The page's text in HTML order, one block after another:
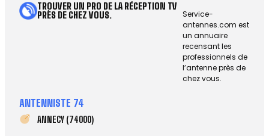
TROUVER UN PRO DE LA RÉCEPTION TV
PRÈS DE CHEZ VOUS.
Service-
antennes.com est
un annuaire
recensant les
professionnels de
l’antenne près de
chez vous.
ANTENNISTE 74
ANNECY (74000)